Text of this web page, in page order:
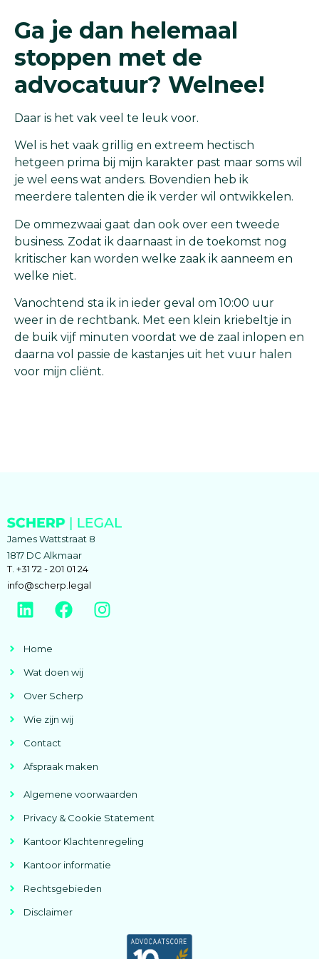
Ga je dan helemaal
stoppen met de
advocatuur? Welnee!
Daar is het vak veel te leuk voor.
Wel is het vaak grillig en extreem hectisch
hetgeen prima bij mijn karakter past maar soms wil
je wel eens wat anders. Bovendien heb ik
meerdere talenten die ik verder wil ontwikkelen.
De ommezwaai gaat dan ook over een tweede
business. Zodat ik daarnaast in de toekomst nog
kritischer kan worden welke zaak ik aanneem en
welke niet.
Vanochtend sta ik in ieder geval om 10:00 uur
weer in de rechtbank. Met een klein kriebeltje in
de buik vijf minuten voordat we de zaal inlopen en
daarna vol passie de kastanjes uit het vuur halen
voor mijn cliënt.
James Wattstraat 8
1817 DC Alkmaar
T. +31 72 - 201 01 24
info@scherp.legal
Home
Wat doen wij
Over Scherp
Wie zijn wij
Contact
Afspraak maken
Algemene voorwaarden
Privacy & Cookie Statement
Kantoor Klachtenregeling
Kantoor informatie
Rechtsgebieden
Disclaimer